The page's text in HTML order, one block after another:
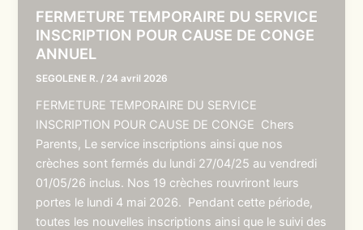
FERMETURE TEMPORAIRE DU SERVICE
INSCRIPTION POUR CAUSE DE CONGE
ANNUEL
SEGOLENE R. / 24 avril 2026
FERMETURE TEMPORAIRE DU SERVICE
INSCRIPTION POUR CAUSE DE CONGE Chers
Parents, Le service inscriptions ainsi que nos
crèches sont fermés du lundi 27/04/25 au vendredi
01/05/26 inclus. Nos 19 crèches rouvriront leurs
portes le lundi 4 mai 2026. Pendant cette période,
toutes les nouvelles inscriptions ainsi que le suivi des